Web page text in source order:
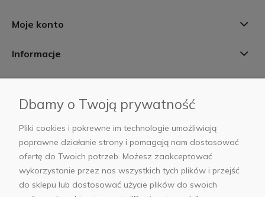
Moje konto
Informacje
AB Foto
sklep@abfoto.pl
Dbamy o Twoją prywatność
Pliki cookies i pokrewne im technologie umożliwiają
poprawne działanie strony i pomagają nam dostosować
ofertę do Twoich potrzeb. Możesz zaakceptować
wykorzystanie przez nas wszystkich tych plików i przejść
do sklepu lub dostosować użycie plików do swoich